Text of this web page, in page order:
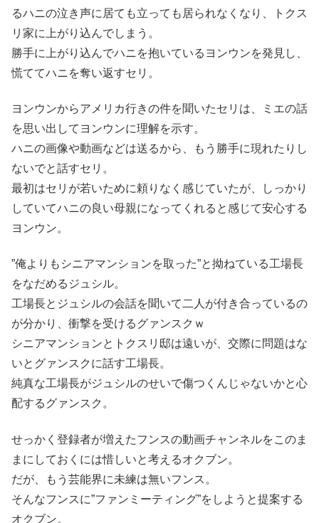
るハニの泣き声に居ても立っても居られなくなり、トクス
リ家に上がり込んでしまう。
勝手に上がり込んでハニを抱いているヨンウンを発見し、
慌ててハニを奪い返すセリ。
ヨンウンからアメリカ行きの件を聞いたセリは、ミエの話
を思い出してヨンウンに理解を示す。
ハニの画像や動画などは送るから、もう勝手に現れたりし
ないでと話すセリ。
最初はセリが若いために頼りなく感じていたが、しっかり
していてハニの良い母親になってくれると感じて安心する
ヨンウン。
”俺よりもシニアマンションを取った”と拗ねている工場長
をなだめるジュシル。
工場長とジュシルの会話を聞いて二人が付き合っているの
が分かり、衝撃を受けるグァンスクｗ
シニアマンションとトクスリ邸は遠いが、交際に問題はな
いとグァンスクに話す工場長。
純真な工場長がジュシルのせいで傷つくんじゃないかと心
配するグァンスク。
せっかく登録者が増えたフンスの動画チャンネルをこのま
まにしておくには惜しいと考えるオクブン。
だが、もう芸能界に未練は無いフンス。
そんなフンスに”ファンミーティング”をしようと提案する
オクブン。